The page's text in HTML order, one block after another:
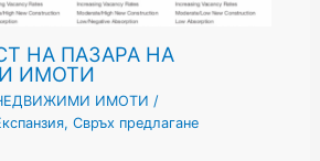
НА ПАЗАРА НА
ИМОТИ
ИМОТИ /
, Свръх предлагане